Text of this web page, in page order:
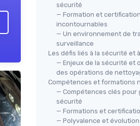
sécurité
— Formation et
incontournables
— Un environnement de
surveillance
Les défis liés à la sécurité et
— Enjeux de la sécurité et
des opérations de
Compétences et formations
— Compétences clés pour
sécurité
— Formations et
— Polyvalence et